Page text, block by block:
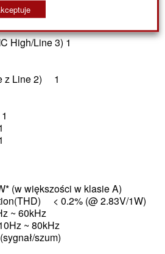
High/Line 3) 1
z Line 2) 1
(w większości w klasie A)
< 0.2% (@ 2.83V/1W)
~ 60kHz
~ 80kHz
szum)